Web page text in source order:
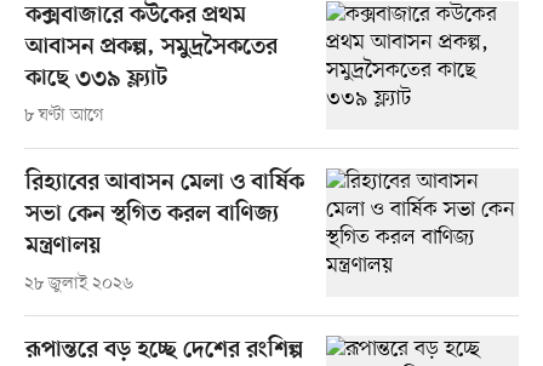
কক্সবাজারে কউকের প্রথম
আবাসন প্রকল্প, সমুদ্রসৈকতের
কাছে ৩৩৯ ফ্ল্যাট
৮ ঘণ্টা আগে
রিহ্যাবের আবাসন মেলা ও বার্ষিক
সভা কেন স্থগিত করল বাণিজ্য
মন্ত্রণালয়
২৮ জুলাই ২০২৬
রূপান্তরে বড় হচ্ছে দেশের রংশিল্প